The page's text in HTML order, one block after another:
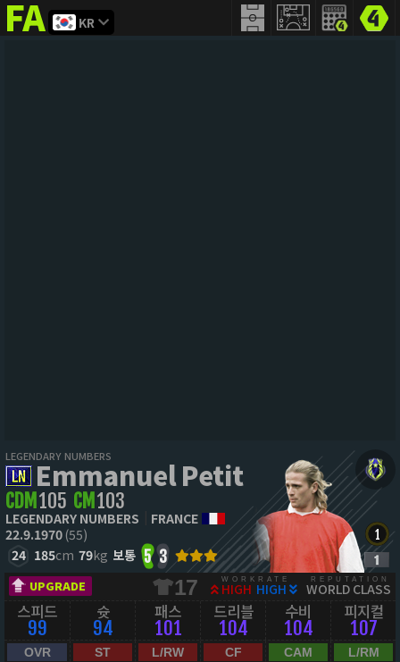
FIFAaddict
KR
LEGENDARY NUMBERS
Emmanuel Petit
CDM 105 CM 103
LEGENDARY NUMBERS
FRANCE
22.9.1970(55)
24 185cm 79kg 보통 5 3
UPGRADE 17 WORKRATE
HIGH HIGH
REPUTATION
WORLD CLASS
스피드
99
슛
94
패스
101
드리블
104
수비
104
피지컬
107
OVR ST L/RW CF CAM L/RM